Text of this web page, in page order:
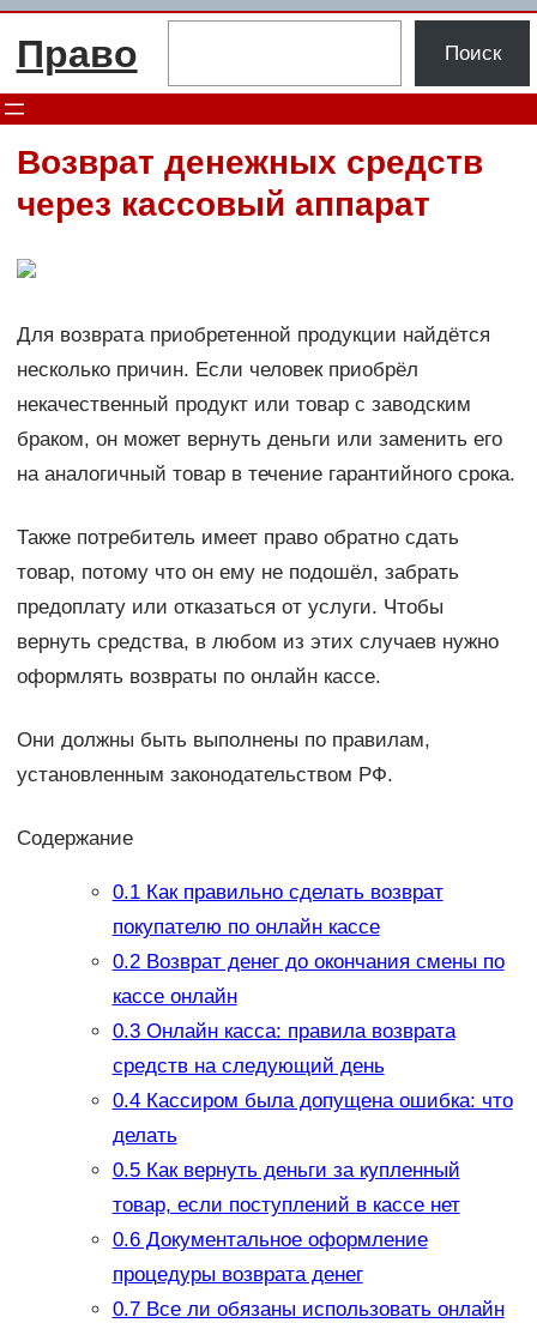
Перейти
Право Поиск
Возврат денежных средств
через кассовый аппарат
Для возврата приобретенной продукции найдётся
несколько причин. Если человек приобрёл
некачественный продукт или товар с заводским
браком, он может вернуть деньги или заменить его
на аналогичный товар в течение гарантийного срока.
Также потребитель имеет право обратно сдать
товар, потому что он ему не подошёл, забрать
предоплату или отказаться от услуги. Чтобы
вернуть средства, в любом из этих случаев нужно
оформлять возвраты по онлайн кассе.
Они должны быть выполнены по правилам,
установленным законодательством РФ.
Содержание
0.1Как правильно сделать возврат
покупателю по онлайн кассе
0.2Возврат денег до окончания смены по
кассе онлайн
0.3Онлайн касса: правила возврата
средств на следующий день
0.4Кассиром была допущена ошибка: что
делать
0.5Как вернуть деньги за купленный
товар, если поступлений в кассе нет
0.6Документальное оформление
процедуры возврата денег
0.7Все ли обязаны использовать онлайн